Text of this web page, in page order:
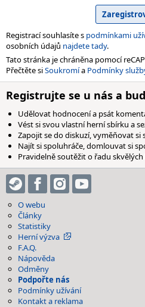
Registrací souhlasíte s podmínkami
osobních údajů najdete tady.
Tato stránka je chráněna pomocí
Přečtěte siSoukromía Podmínky
Registrujte se u nás a
Udělovat hodnocení a psát
Vést si svou vlastní herní sbírku a
Zapojit se do diskuzí, vyměňovat
Najít si spoluhráče, domlouvat si
Pravidelně soutěžit o řadu
O webu
Články
Statistiky
Herní výzva
F.A.Q.
Nápověda
Odměny
Podpořte nás
Podmínky užívání
Kontakt a reklama